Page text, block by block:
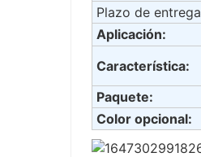
Plazo de entrega
Aplicación:
Característica:
Paquete:
Color opcional: